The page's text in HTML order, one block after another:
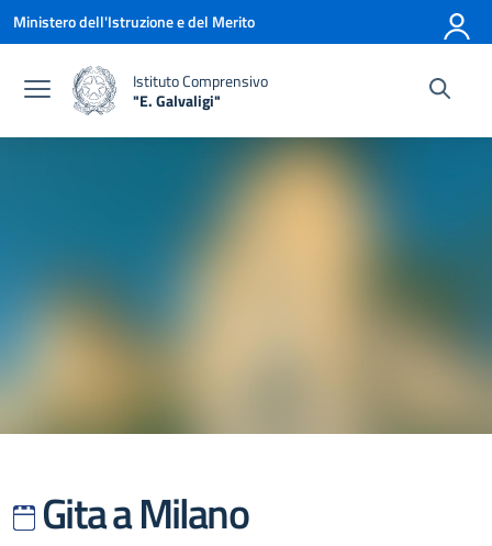
Vai ai contenuti
Vai al menu di navigazione
Vai al footer
Ministero dell'Istruzione e del Merito
Istituto Comprensivo
"E. Galvaligi"
— Visita la pagina iniziale della scuola
Gita a Milano